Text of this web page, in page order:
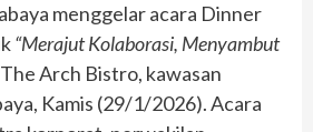
menggelar acara Dinner
“Merajut Kolaborasi, Menyambut
Arch Bistro, kawasan
Kamis (29/1/2026). Acara